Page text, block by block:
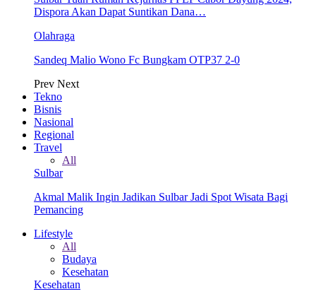
Dispora Akan Dapat Suntikan Dana…
Olahraga
Sandeq Malio Wono Fc Bungkam OTP37 2-0
Prev Next
Tekno
Bisnis
Nasional
Regional
Travel
All
Sulbar
Akmal Malik Ingin Jadikan Sulbar Jadi Spot Wisata Bagi
Pemancing
Lifestyle
All
Budaya
Kesehatan
Kesehatan